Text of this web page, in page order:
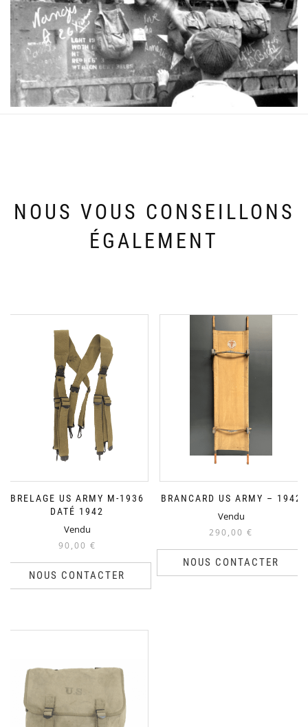
NOUS VOUS CONSEILLONS
ÉGALEMENT
BRELAGE US ARMY M-1936
DATÉ 1942
Vendu
90,00 €
NOUS CONTACTER
BRANCARD US ARMY – 1942
Vendu
290,00 €
NOUS CONTACTER